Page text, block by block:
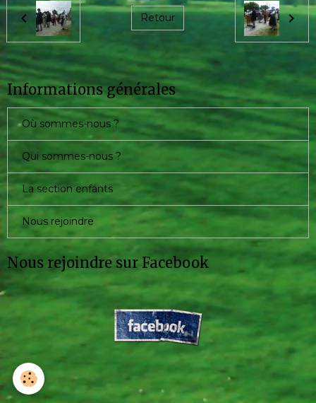
Retour
Informations générales
Où sommes-nous ?
Qui sommes-nous ?
La section enfants
Nous rejoindre
Nous rejoindre sur Facebook